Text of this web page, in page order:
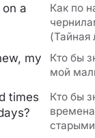
a
Как по
(Тайная
my
Кто бы
мой
times
Кто бы